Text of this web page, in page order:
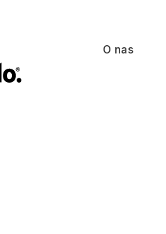
O nas